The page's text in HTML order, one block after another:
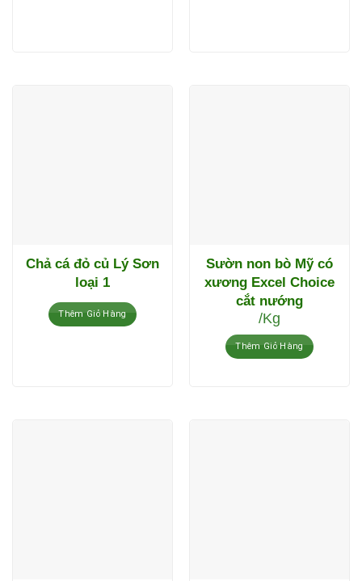
Chả cá đỏ củ Lý Sơn
loại 1
Thêm Giỏ Hàng
Sườn non bò Mỹ có
xương Excel Choice
cắt nướng
/Kg
Thêm Giỏ Hàng